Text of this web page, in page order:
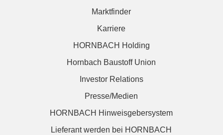
Marktfinder
Karriere
HORNBACH Holding
Hornbach Baustoff Union
Investor Relations
Presse/Medien
HORNBACH Hinweisgebersystem
Lieferant werden bei HORNBACH